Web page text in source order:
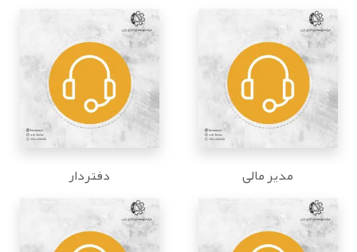
مدیر مالی دفتردار